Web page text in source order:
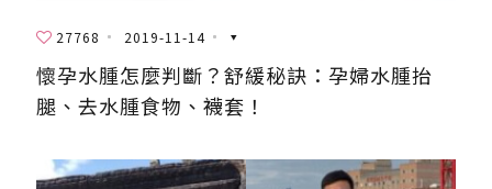
27768 2019-11-14
懷孕水腫怎麼判斷？舒緩秘訣：孕婦水腫抬
腿、去水腫食物、襪套！